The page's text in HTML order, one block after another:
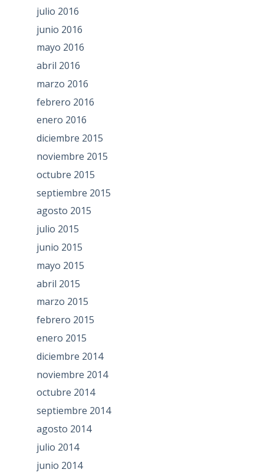
julio 2016
junio 2016
mayo 2016
abril 2016
marzo 2016
febrero 2016
enero 2016
diciembre 2015
noviembre 2015
octubre 2015
septiembre 2015
agosto 2015
julio 2015
junio 2015
mayo 2015
abril 2015
marzo 2015
febrero 2015
enero 2015
diciembre 2014
noviembre 2014
octubre 2014
septiembre 2014
agosto 2014
julio 2014
junio 2014